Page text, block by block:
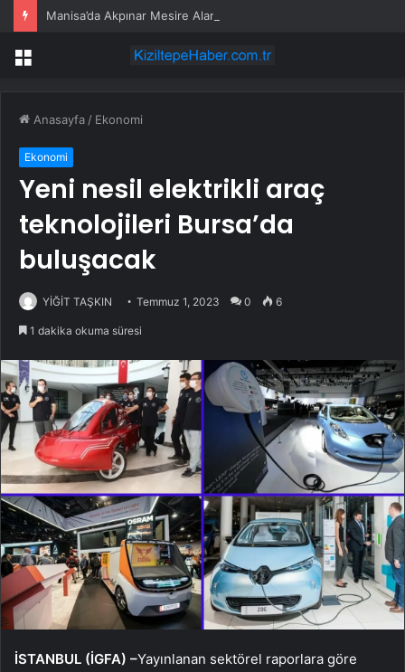
Manisa’da Akpınar Mesire Alanı hizmete açılıyor
Menü
Anasayfa / Ekonomi
Ekonomi
Yeni nesil elektrikli araç
teknolojileri Bursa’da
buluşacak
YİĞİT TAŞKIN Temmuz 1, 2023 0 6
1 dakika okuma süresi
İSTANBUL (İGFA) –Yayınlanan sektörel raporlara göre